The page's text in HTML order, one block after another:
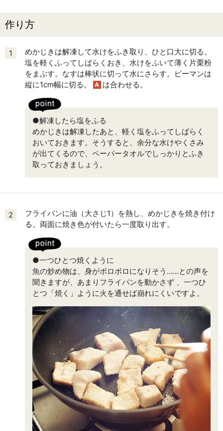
作り方
1
めかじきは解凍して水けをふき取り、ひと口大に切る。
塩を軽くふってしばらくおき、水けをふいて薄く片栗粉
をまぶす。なすは棒状に切って水にさらす。ピーマンは
縦に1cm幅に切る。
A は合わせる。
●解凍したら塩をふる
めかじきは解凍したあと、軽く塩をふってしばらく
おいておきます。そうすると、余分な水けやくさみ
が出てくるので、ペーパータオルでしっかりとふき
取っておきましょう。
2
フライパンに油（大さじ1）を熱し、めかじきを焼き付け
る。両面に焼き色が付いたら一度取り出す。
●一つひとつ焼くように
魚の炒め物は、身がボロボロになりそう……との声を
聞きますが、あまりフライパンを動かさず 、一つひ
とつ「焼く」ように火を通せば崩れにくいですよ。